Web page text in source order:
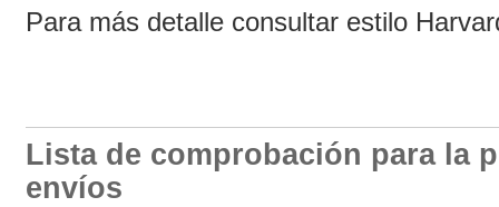
Para más detalle consultar estilo
Lista de comprobación para la
envíos